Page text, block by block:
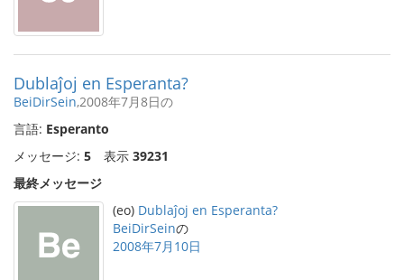
Dublaĵoj en Esperanta?
BeiDirSein,2008年7月8日の
言語: Esperanto
メッセージ: 5 表示 39231
最終メッセージ
(eo) Dublaĵoj en Esperanta?
BeiDirSeinの
2008年7月10日